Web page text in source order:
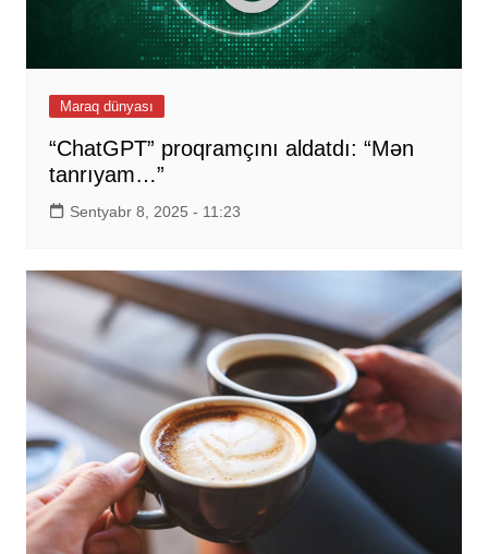
Maraq dünyası
“ChatGPT” proqramçını aldatdı: “Mən
tanrıyam…”
Sentyabr 8, 2025 - 11:23